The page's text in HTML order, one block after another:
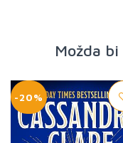
Možda
-20%